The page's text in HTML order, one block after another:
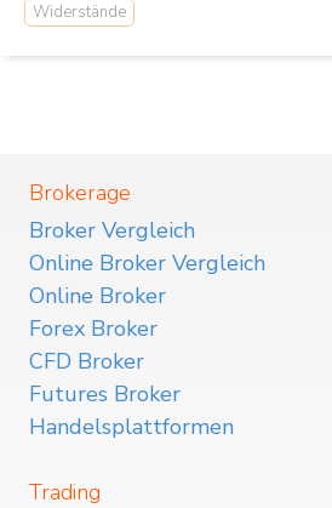
Widerstände
Brokerage
Broker Vergleich
Online Broker Vergleich
Online Broker
Forex Broker
CFD Broker
Futures Broker
Handelsplattformen
Trading